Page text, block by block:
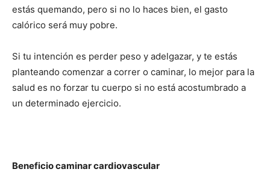
estás quemando, pero si no lo haces bien, el gasto
calórico será muy pobre.
Si tu intención es perder peso y adelgazar, y te estás
planteando comenzar a correr o caminar, lo mejor para la
salud es no forzar tu cuerpo si no está acostumbrado a
un determinado ejercicio.
Beneficio caminar cardiovascular